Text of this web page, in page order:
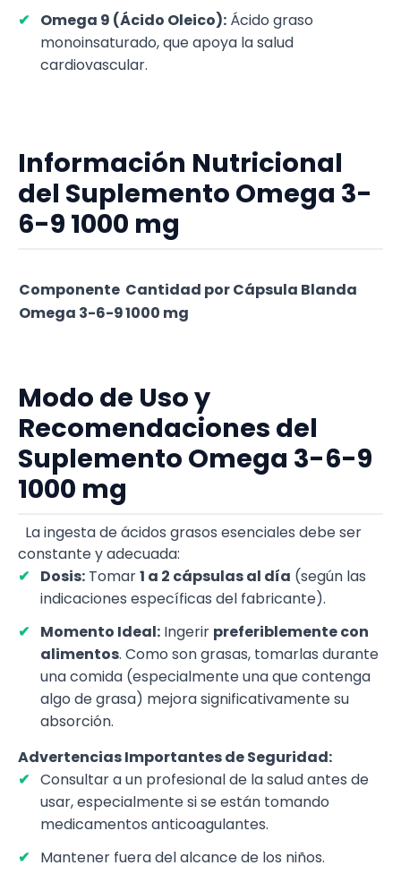
Omega 9 (Ácido Oleico): Ácido graso
monoinsaturado, que apoya la salud
cardiovascular.
Información Nutricional
del Suplemento Omega 3-
6-9 1000 mg
Componente Cantidad por Cápsula Blanda
Omega 3-6-91000 mg
Modo de Uso y
Recomendaciones del
Suplemento Omega 3-6-9
1000 mg
La ingesta de ácidos grasos esenciales debe ser
constante y adecuada:
Dosis: Tomar1 a 2 cápsulas al día (según las
indicaciones específicas del fabricante).
Momento Ideal: Ingerir preferiblemente con
alimentos. Como son grasas, tomarlas durante
una comida (especialmente una que contenga
algo de grasa) mejora significativamente su
absorción.
Advertencias Importantes de Seguridad:
Consultar a un profesional de la salud antes de
usar, especialmente si se están tomando
medicamentos anticoagulantes.
Mantener fuera del alcance de los niños.